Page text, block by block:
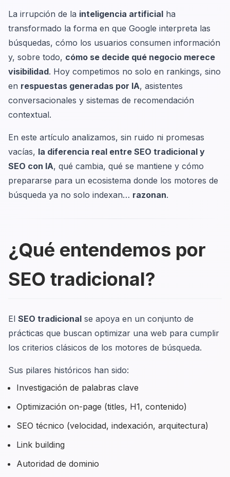
La irrupción de la inteligencia artificial ha
transformado la forma en que Google interpreta las
búsquedas, cómo los usuarios consumen información
y, sobre todo, cómo se decide qué negocio merece
visibilidad. Hoy competimos no solo en rankings, sino
en respuestas generadas por IA, asistentes
conversacionales y sistemas de recomendación
contextual.
En este artículo analizamos, sin ruido ni promesas
vacías, la diferencia real entre SEO tradicional y
SEO con IA, qué cambia, qué se mantiene y cómo
prepararse para un ecosistema donde los motores de
búsqueda ya no solo indexan… razonan.
¿Qué entendemos por
SEO tradicional?
El SEO tradicional se apoya en un conjunto de
prácticas que buscan optimizar una web para cumplir
los criterios clásicos de los motores de búsqueda.
Sus pilares históricos han sido:
Investigación de palabras clave
Optimización on-page (titles, H1, contenido)
SEO técnico (velocidad, indexación, arquitectura)
Link building
Autoridad de dominio